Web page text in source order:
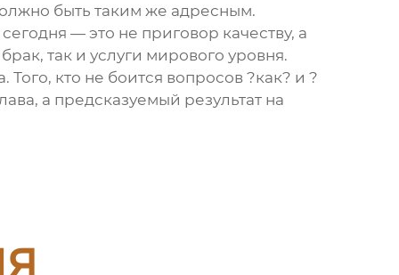
быть таким же адресным.
сегодня — это не приговор качеству, а
так и услуги мирового уровня.
кто не боится вопросов ?как? и ?
а предсказуемый результат на